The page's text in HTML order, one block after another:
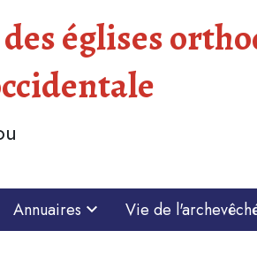
églises
Annuaires Vie de